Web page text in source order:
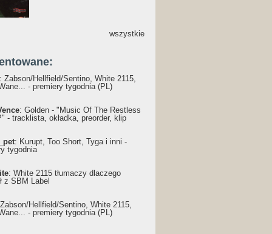
wszystkie
: Żabson/Hellfield/Sentino, White 2115,
- premiery tygodnia (PL)
: Golden - "Music Of The Restless
- tracklista, okładka, preorder, klip
: Kurupt, Too Short, Tyga i inni -
tygodnia
: White 2115 tłumaczy dlaczego
z SBM Label
Hellfield/Sentino, White 2115,
- premiery tygodnia (PL)